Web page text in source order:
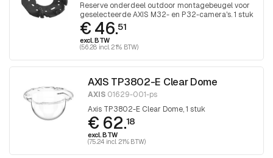
Reserve onderdeel outdoor montagebeugel voor
geselecteerde AXIS M32- en P32-camera's. 1 stuk
€ 46.51
excl. BTW
(56.28 incl. 21% BTW)
AXIS TP3802-E Clear Dome
AXIS01629-001-ps
Axis TP3802-E Clear Dome, 1 stuk
€ 62.18
excl. BTW
(75.24 incl. 21% BTW)